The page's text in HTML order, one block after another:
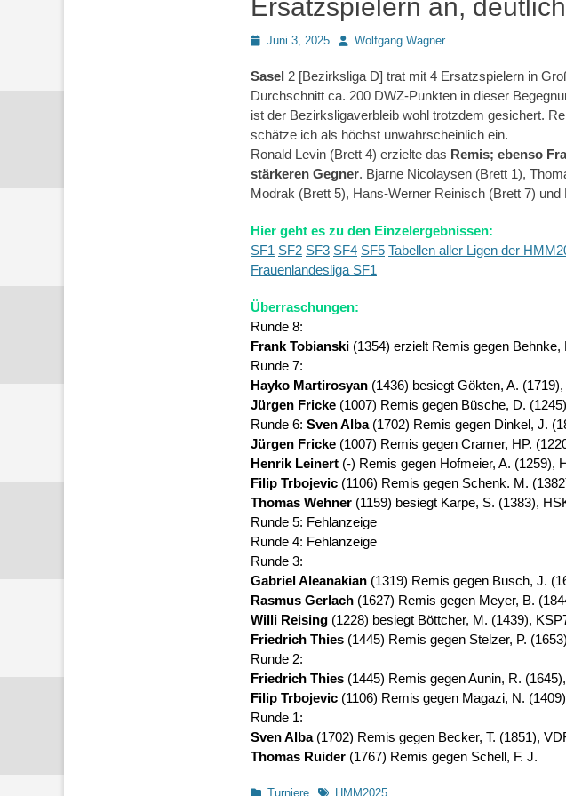
Ersatzspielern an,
PostedJuni 3, 2025 AutorWolfgang Wagner
Sasel 2 [Bezirksliga D] trat mit 4 Ersatzspielern in
Durchschnitt ca. 200 DWZ-Punkten in dieser
ist der Bezirksligaverbleib wohl trotzdem gesichert.
schätze ich als höchst unwahrscheinlich ein.
Ronald Levin (Brett 4) erzielte das Remis; ebenso
stärkeren Gegner. Bjarne Nicolaysen (Brett 1),
Modrak (Brett 5), Hans-Werner Reinisch (Brett 7)
Hier geht es zu den Einzelergebnissen:
SF1 SF2 SF3 SF4 SF5 Tabellen aller Ligen der
Frauenlandesliga SF1
Überraschungen:
Runde 8:
Frank Tobianski (1354) erzielt Remis gegen Behnke,
Runde 7:
Hayko Martirosyan (1436) besiegt Gökten, A. (1719),
Jürgen Fricke (1007) Remis gegen Büsche, D.
Runde 6: Sven Alba(1702) Remis gegen Dinkel, J.
Jürgen Fricke (1007) Remis gegen Cramer, HP.
Henrik Leinert (-) Remis gegen Hofmeier, A. (1259),
Filip Trbojevic (1106) Remis gegen Schenk. M.
Thomas Wehner (1159) besiegt Karpe, S. (1383),
Runde 5: Fehlanzeige
Runde 4: Fehlanzeige
Runde 3:
Gabriel Aleanakian (1319) Remis gegen Busch, J.
Rasmus Gerlach (1627) Remis gegen Meyer, B.
Willi Reising (1228) besiegt Böttcher, M. (1439),
Friedrich Thies (1445) Remis gegen Stelzer, P.
Runde 2:
Friedrich Thies (1445) Remis gegen Aunin, R.
Filip Trbojevic (1106) Remis gegen Magazi, N.
Runde 1:
Sven Alba(1702) Remis gegen Becker, T. (1851),
Thomas Ruider (1767) Remis gegen Schell, F. J.
Kategorien
Turniere Schlagworte
HMM2025